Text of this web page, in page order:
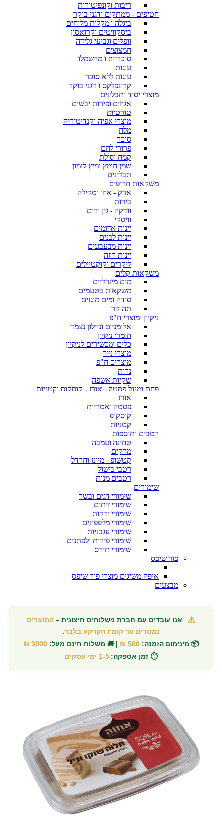
ריבות וקונפיטורות
חטיפים - ממתקים ודגני בוקר
ביגלה ו מקלות מלוחים
ביסקוויטים וקרואסון
וופלים וגביעי גלידה
חמצוצים
סוכריות ו מרשמלו
עוגות
עוגות ללא סוכר
קרונפלקס ו דגני בוקר
מוצרי יסוד ותבלינים
אגוזים ופירות יבשים
טורטיות
מוצרי אפיה וקנדיטוריה
מלח
סוכר
פרורי לחם
קמח וסולת
שמן חומץ ומיץ לימון
תבלינים
משקאות חריפים
ארק - אוזו וטקילה
בירות
וודקה - גין ורום
וויסקי
יינות אדומים
יינות לבנים
יינות מבעבעים
יינות רוזה
ליקרים וקוקטיילים
משקאות קלים
מים מינרליים
משקאות בטעמים
סודה ומים מוגזים
תה קר
ניקיון ומוצרי ח"פ
אלומניום וניילון נצמד
חומרי ניקיון
כלים ומכשירים לניקיון
מוצרי נייר
מוצרים ח"פ
נרות
שקיות אשפה
פחם ומנגל פסטה - אורז - קוסקוס וקטניות
אורז
פסטה ואטריות
קוסקוס
קטניות
רטבים ותוספות
טחינה ועמבה
מרקים
קטשופ - מיונז וחרדל
רטבי בישול
רטבים מנות
שימורים
שימורי דגים ובשר
שימורי זיתים
שימורי ירקות
שימורי מלפפונים
שימורי עגבניות
שימורי פירות ולפתנים
שימורי תירס
פור שיפס
איפה משיגים מוצרי פור שיפס
מבצעים
⚠️ אנו עובדים עם חברת משלוחים חיצונית –המוצרים
נמסרים עד קומת הקרקע בלבד.
📦 מינימום הזמנה: 500 ₪ | 🚚 משלוח חינם מעל: 3000 ₪
⏱️ זמן אספקה: 1-5 ימי עסקים